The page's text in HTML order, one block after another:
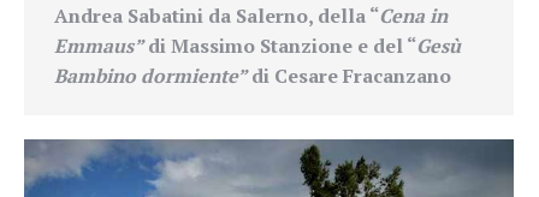
Andrea Sabatini da Salerno, della “Cena in
Emmaus” di Massimo Stanzione e del “Gesù
Bambino dormiente”di Cesare Fracanzano